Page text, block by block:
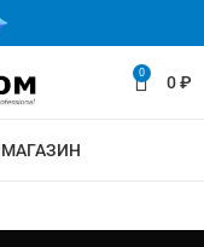
0 0₽
МАГАЗИН